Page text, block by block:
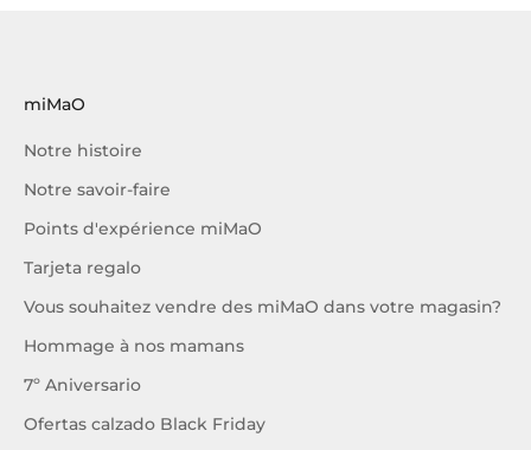
miMaO
Notre histoire
Notre savoir-faire
Points d'expérience miMaO
Tarjeta regalo
Vous souhaitez vendre des miMaO dans votre magasin?
Hommage à nos mamans
7º Aniversario
Ofertas calzado Black Friday